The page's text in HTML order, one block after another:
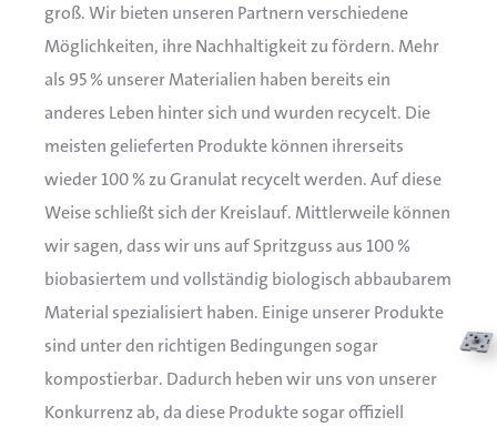
groß. Wir bieten unseren Partnern verschiedene
Möglichkeiten, ihre Nachhaltigkeit zu fördern. Mehr
als 95 % unserer Materialien haben bereits ein
anderes Leben hinter sich und wurden recycelt. Die
meisten gelieferten Produkte können ihrerseits
wieder 100 % zu Granulat recycelt werden. Auf diese
Weise schließt sich der Kreislauf. Mittlerweile können
wir sagen, dass wir uns auf Spritzguss aus 100 %
biobasiertem und vollständig biologisch abbaubarem
Material spezialisiert haben. Einige unserer Produkte
sind unter den richtigen Bedingungen sogar
kompostierbar. Dadurch heben wir uns von unserer
Konkurrenz ab, da diese Produkte sogar offiziell